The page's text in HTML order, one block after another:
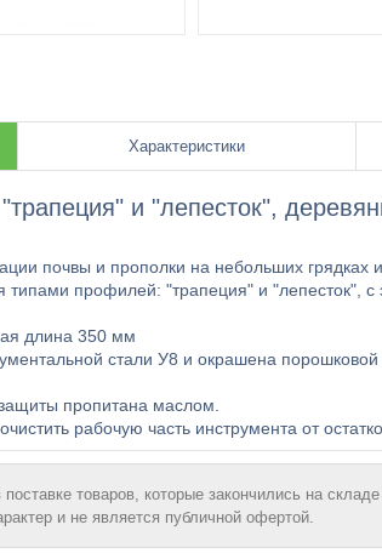
Характеристики
и "лепесток",
почвы и прополки на небольших грядках
профилей: "трапеция" и "лепесток", с
длина 350 мм
стали У8 и окрашена
пропитана маслом.
рабочую часть инструмента от
товаров, которые закончились на
и не является публичной офертой.